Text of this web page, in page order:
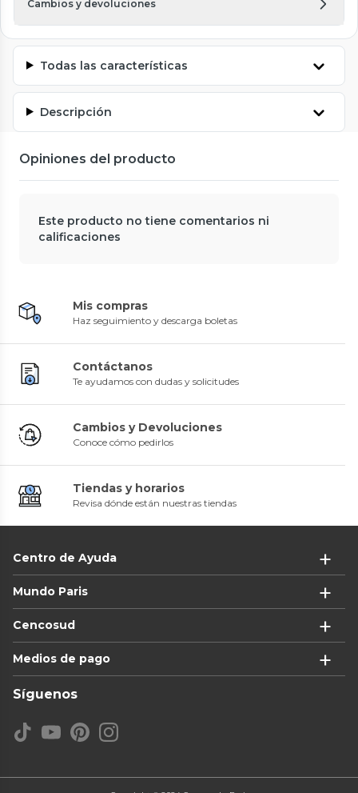
Cambios y devoluciones
Todas las características
Descripción
Opiniones del producto
Este producto no tiene comentarios ni
calificaciones
Mis compras
Haz seguimiento y descarga boletas
Contáctanos
Te ayudamos con dudas y solicitudes
Cambios y Devoluciones
Conoce cómo pedirlos
Tiendas y horarios
Revisa dónde están nuestras tiendas
Centro de Ayuda
Mundo Paris
Cencosud
Medios de pago
Síguenos